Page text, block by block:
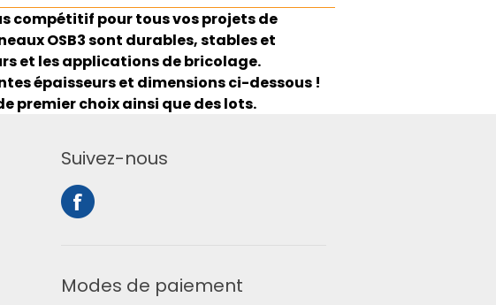
compétitif pour tous vos projets de
OSB3 sont durables, stables et
et les applications de bricolage.
épaisseurs et dimensions ci-dessous !
premier choix ainsi que des lots.
Suivez-nous
Modes de paiement